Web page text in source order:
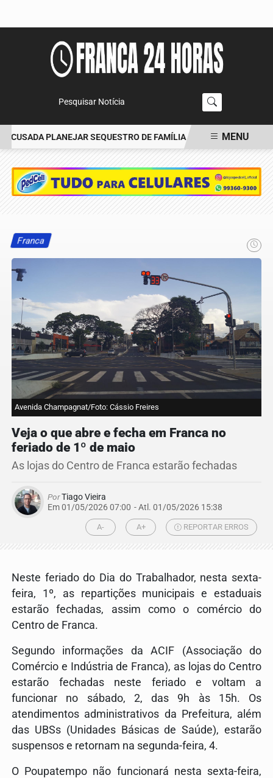
Pesquisar Notícia
PLANEJAR SEQUESTRO DE FAMÍLIA CARRO BATE EM
MENU
Franca
Avenida Champagnat/Foto: Cássio Freires
Veja o que abre e fecha em Franca no
feriado de 1º de maio
As lojas do Centro de Franca estarão fechadas
PorTiago Vieira
Em 01/05/2026 07:00 - Atl. 01/05/2026 15:38
A- A+ REPORTAR ERROS
Neste feriado do Dia do Trabalhador, nesta sexta-
feira, 1º, as repartições municipais e estaduais
estarão fechadas, assim como o comércio do
Centro de Franca.
Segundo informações da ACIF (Associação do
Comércio e Indústria de Franca), as lojas do Centro
estarão fechadas neste feriado e voltam a
funcionar no sábado, 2, das 9h às 15h. Os
atendimentos administrativos da Prefeitura, além
das UBSs (Unidades Básicas de Saúde), estarão
suspensos e retornam na segunda-feira, 4.
O Poupatempo não funcionará nesta sexta-feira,